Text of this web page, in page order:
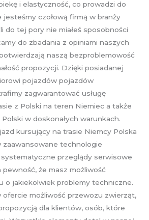
i elastyczność, co prowadzi do
jesteśmy czołową firmą w branży
do tej pory nie miałeś sposobności
do zbadania z opiniami naszych
naszą bezproblemowość
propozycji. Dzięki posiadanej
pojazdów pojazdów
zagwarantować usługę
z Polski na teren Niemiec a także
w doskonałych warunkach.
kursujący na trasie Niemcy Polska
technologie
przeglądy serwisowe
że masz możliwość
o jakiekolwiek problemy techniczne.
ofercie możliwość przewozu zwierząt,
dla klientów, osób, które